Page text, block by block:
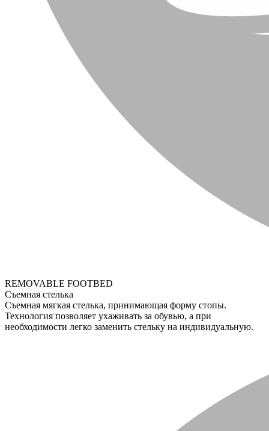
REMOVABLE FOOTBED
Съемная стелька
Съемная мягкая стелька, принимающая форму стопы.
Технология позволяет ухаживать за обувью, а при
необходимости легко заменить стельку на индивидуальную.